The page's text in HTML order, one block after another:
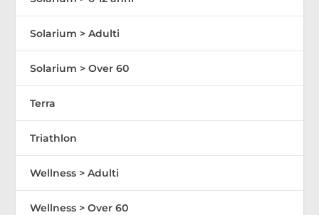
Solarium > Adulti
Solarium > Over 60
Terra
Triathlon
Wellness > Adulti
Wellness > Over 60